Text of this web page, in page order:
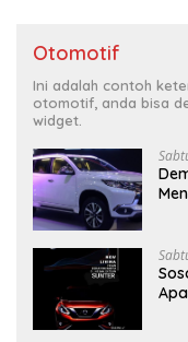
Otomotif
Ini adalah contoh
otomotif, anda bisa
widget.